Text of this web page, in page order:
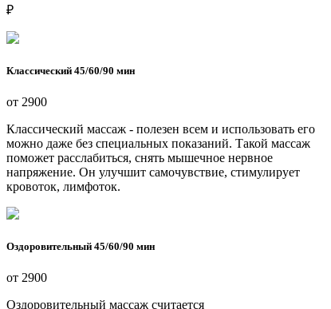
₽
Классический 45/60/90 мин
от 2900
Классический массаж - полезен всем и использовать его
можно даже без специальных показаний. Такой массаж
поможет расслабиться, снять мышечное нервное
напряжение. Он улучшит самочувствие, стимулирует
кровоток, лимфоток.
Оздоровительный 45/60/90 мин
от 2900
Оздоровительный массаж считается